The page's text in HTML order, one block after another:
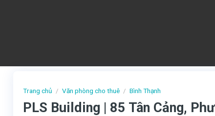
Trang chủ / Văn phòng cho thuê / Bình Thạnh
PLS Building | 85 Tân Cảng,